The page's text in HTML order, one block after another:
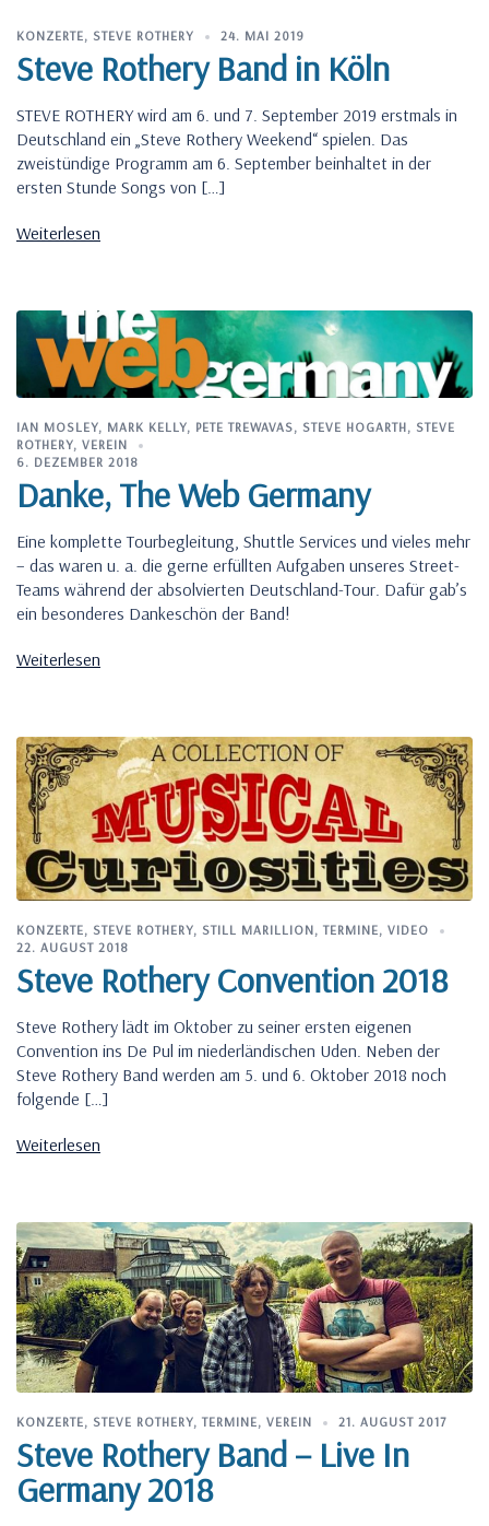
KONZERTE, STEVE ROTHERY 24. MAI 2019
Steve Rothery Band in Köln
STEVE ROTHERY wird am 6. und 7. September 2019 erstmals in
Deutschland ein „Steve Rothery Weekend“ spielen. Das
zweistündige Programm am 6. September beinhaltet in der
ersten Stunde Songs von […]
Weiterlesen
IAN MOSLEY, MARK KELLY, PETE TREWAVAS, STEVE HOGARTH, STEVE
ROTHERY, VEREIN
6. DEZEMBER 2018
Danke, The Web Germany
Eine komplette Tourbegleitung, Shuttle Services und vieles mehr
– das waren u. a. die gerne erfüllten Aufgaben unseres Street-
Teams während der absolvierten Deutschland-Tour. Dafür gab’s
ein besonderes Dankeschön der Band!
Weiterlesen
KONZERTE, STEVE ROTHERY, STILL MARILLION, TERMINE, VIDEO
22. AUGUST 2018
Steve Rothery Convention 2018
Steve Rothery lädt im Oktober zu seiner ersten eigenen
Convention ins De Pul im niederländischen Uden. Neben der
Steve Rothery Band werden am 5. und 6. Oktober 2018 noch
folgende […]
Weiterlesen
KONZERTE, STEVE ROTHERY, TERMINE, VEREIN 21. AUGUST 2017
Steve Rothery Band – Live In
Germany 2018